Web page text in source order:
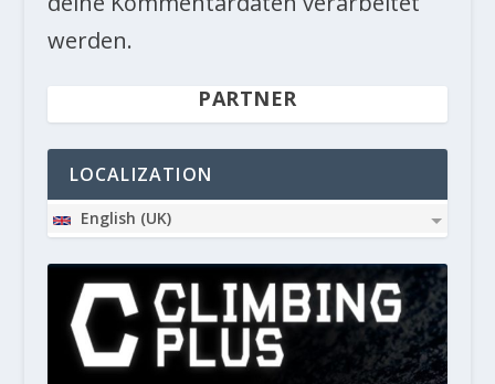
werden.
PARTNER
LOCALIZATION
English (UK)